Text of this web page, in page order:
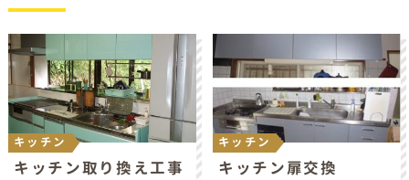
キッチン
キッチン取り換え工事
キッチン
キッチン扉交換